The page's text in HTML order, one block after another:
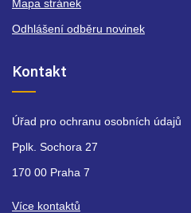
Mapa stránek
Odhlášení odběru novinek
Kontakt
Úřad pro ochranu osobních údajů
Pplk. Sochora 27
170 00 Praha 7
Více kontaktů